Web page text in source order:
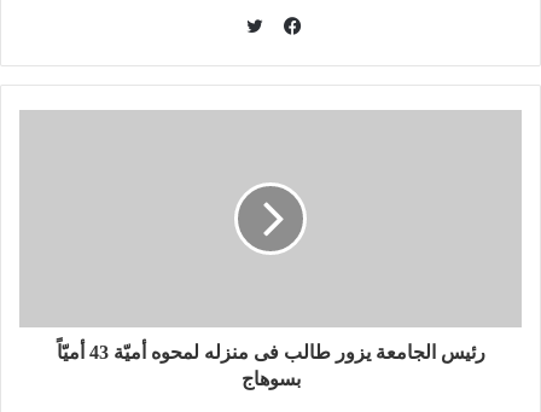
ي
س
ي
ت
رئيس الجامعة يزور طالب فى منزله لمحوه أميّة 43 أميّاً
بسوهاج